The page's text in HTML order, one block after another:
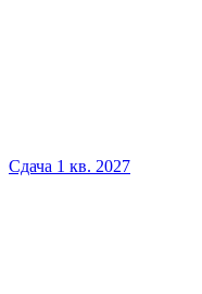
Сдача 1 кв. 2027